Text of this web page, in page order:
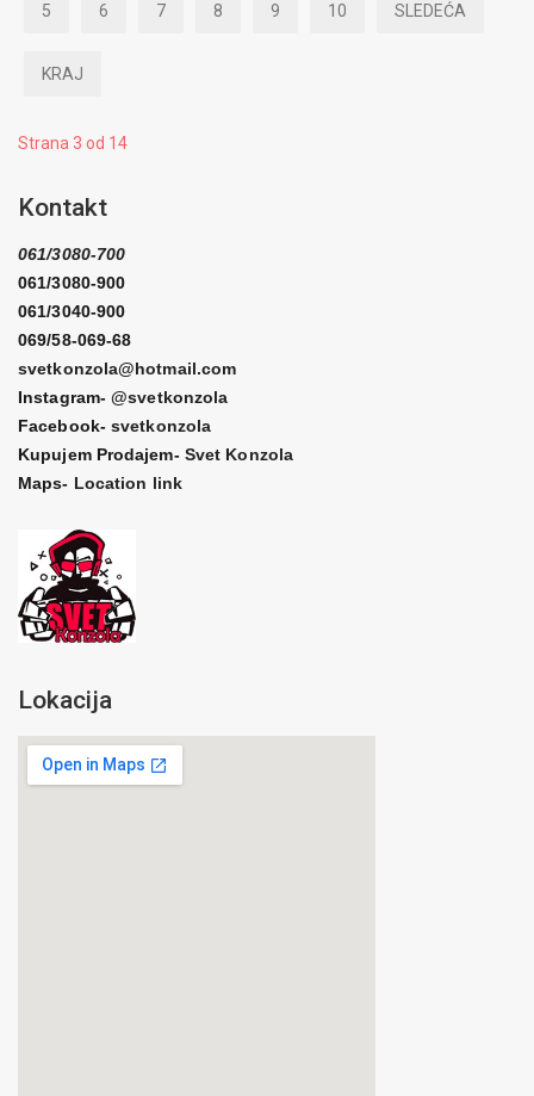
5 6 7 8 9 10 SLEDEĆA
KRAJ
Strana 3 od 14
Kontakt
061/3080-700
061/3080-900
061/3040-900
069/58-069-68
svetkonzola@hotmail.com
Instagram-@svetkonzola
Facebook- svetkonzola
Kupujem Prodajem- Svet Konzola
Maps- Location link
Lokacija